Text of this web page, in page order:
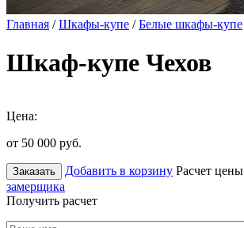
Главная /Шкафы-купе /Белые шкафы-купе
Шкаф-купе Чехов
Цена:
от 50 000 руб.
Заказать Добавить в корзину Расчет цены
замерщика
Получить расчет